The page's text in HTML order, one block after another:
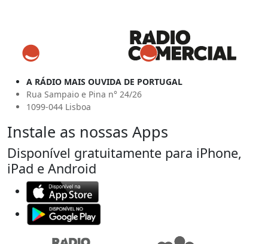
A RÁDIO MAIS OUVIDA DE PORTUGAL
Rua Sampaio e Pina n° 24/26
1099-044 Lisboa
Instale as nossas Apps
Disponível gratuitamente para iPhone,
iPad e Android